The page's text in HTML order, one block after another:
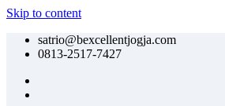
Skip to content
satrio@bexcellentjogja.com
0813-2517-7427